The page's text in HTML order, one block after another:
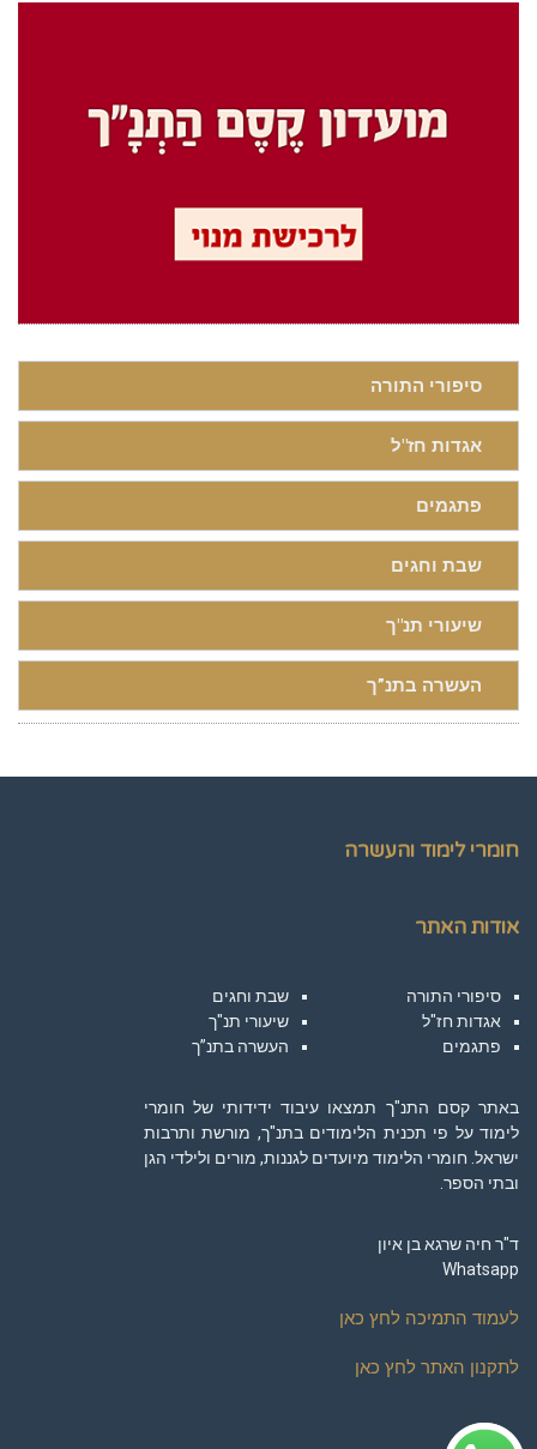
סיפורי התורה
אגדות חז"ל
פתגמים
שבת וחגים
שיעורי תנ"ך
העשרה בתנ”ך
חומרי לימוד והעשרה
אודות האתר
סיפורי התורה
אגדות חז"ל
פתגמים
שבת וחגים
שיעורי תנ"ך
העשרה בתנ”ך
באתר קסם התנ"ך תמצאו עיבוד ידידותי של חומרי
לימוד על פי תכנית הלימודים בתנ"ך, מורשת ותרבות
ישראל. חומרי הלימוד מיועדים לגננות, מורים ולילדי הגן
ובתי הספר.
ד"ר חיה שרגא בן איון
Whatsapp
לעמוד התמיכה לחץ כאן
לתקנון האתר לחץ כאן